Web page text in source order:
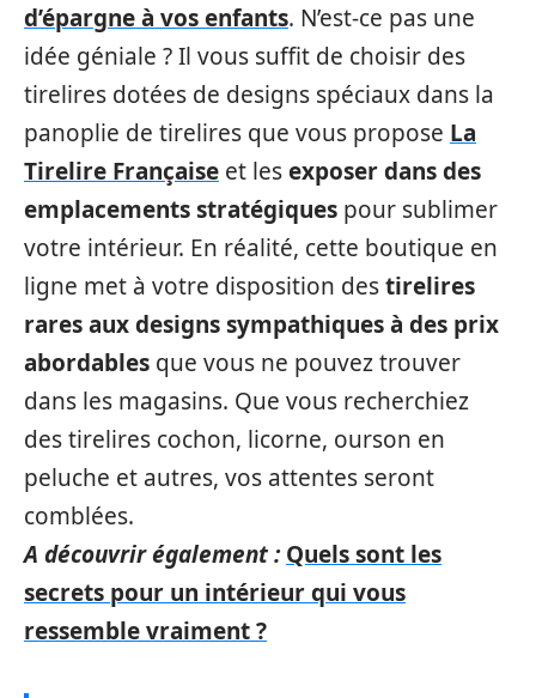
d’épargne à vos enfants. N’est-ce pas une
idée géniale ? Il vous suffit de choisir des
tirelires dotées de designs spéciaux dans la
panoplie de tirelires que vous propose La
Tirelire Française et lesexposer dans des
emplacements stratégiques pour sublimer
votre intérieur. En réalité, cette boutique en
ligne met à votre disposition destirelires
rares aux designs sympathiques à des prix
abordables que vous ne pouvez trouver
dans les magasins. Que vous recherchiez
des tirelires cochon, licorne, ourson en
peluche et autres, vos attentes seront
comblées.
A découvrir également : Quels sont les
secrets pour un intérieur qui vous
ressemble vraiment ?